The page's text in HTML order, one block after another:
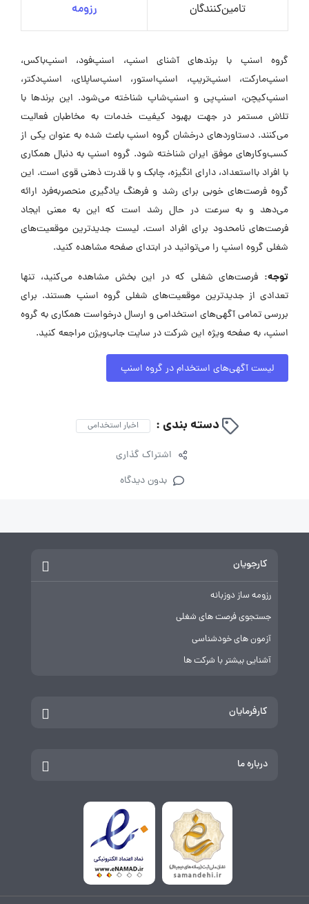
تامین‌کنندگان
رزومه
گروه اسنپ با برندهای آشنای اسنپ، اسنپ‌فود، اسنپ‌باکس،
اسنپ‌مارکت، اسنپ‌تریپ، اسنپ‌استور، اسنپ‌ساپلای، اسنپ‌دکتر،
اسنپ‌کیچن، اسنپ‌پی و اسنپ‌شاپ شناخته می‌شود. این برندها با
تلاش مستمر در جهت بهبود کیفیت خدمات به مخاطبان فعالیت
می‌کنند. دستاوردهای درخشان گروه اسنپ باعث شده به عنوان یکی از
کسب‌وکارهای موفق ایران شناخته شود. گروه اسنپ به دنبال همکاری
با افراد بااستعداد، دارای انگیزه، چابک و با قدرت ذهنی قوی است. این
گروه فرصت‌های خوبی برای رشد و فرهنگ یادگیری منحصر‌به‌فرد ارائه
می‌دهد و به سرعت در حال رشد است که این به معنی ایجاد
فرصت‌های نامحدود برای افراد است. لیست جدیدترین موقعیت‌های
شغلی گروه اسنپ را می‌توانید در ابتدای صفحه مشاهده کنید.
توجه: فرصت‌های شغلی که در این بخش مشاهده می‌کنید، تنها
تعدادی از جدیدترین موقعیت‌های شغلی گروه اسنپ هستند. برای
بررسی تمامی آگهی‌های استخدامی و ارسال درخواست همکاری به گروه
اسنپ، به صفحه ویژه این شرکت در سایت جاب‌ویژن مراجعه کنید.
لیست آگهی‌های استخدام در گروه اسنپ
دسته بندی : اخبار استخدامی
اشتراک گذاری
بدون دیدگاه
کارجویان
رزومه ساز دوزبانه
جستجوی فرصت های شغلی
آزمون های خودشناسی
آشنایی بیشتر با شرکت ها
کارفرمایان
درباره ما